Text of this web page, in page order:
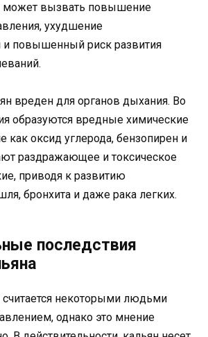
может вызвать повышение
ухудшение
и повышенный риск развития
вреден для органов дыхания. Во
образуются вредные химические
как оксид углерода, бензопирен и
раздражающее и токсическое
приводя к развитию
бронхита и даже рака легких.
последствия
считается некоторыми людьми
однако это мнение